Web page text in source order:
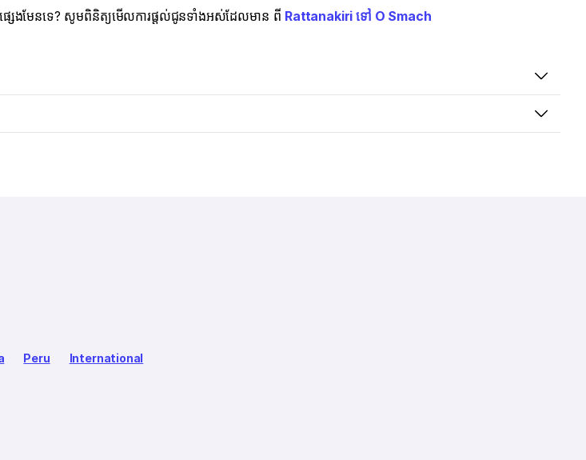
ផ្សេងមែនទេ? សូមពិនិត្យមើលការផ្តល់ជូនទាំងអស់ដែលមាន ពី Rattanakiri ទៅ O Smach
Peru International